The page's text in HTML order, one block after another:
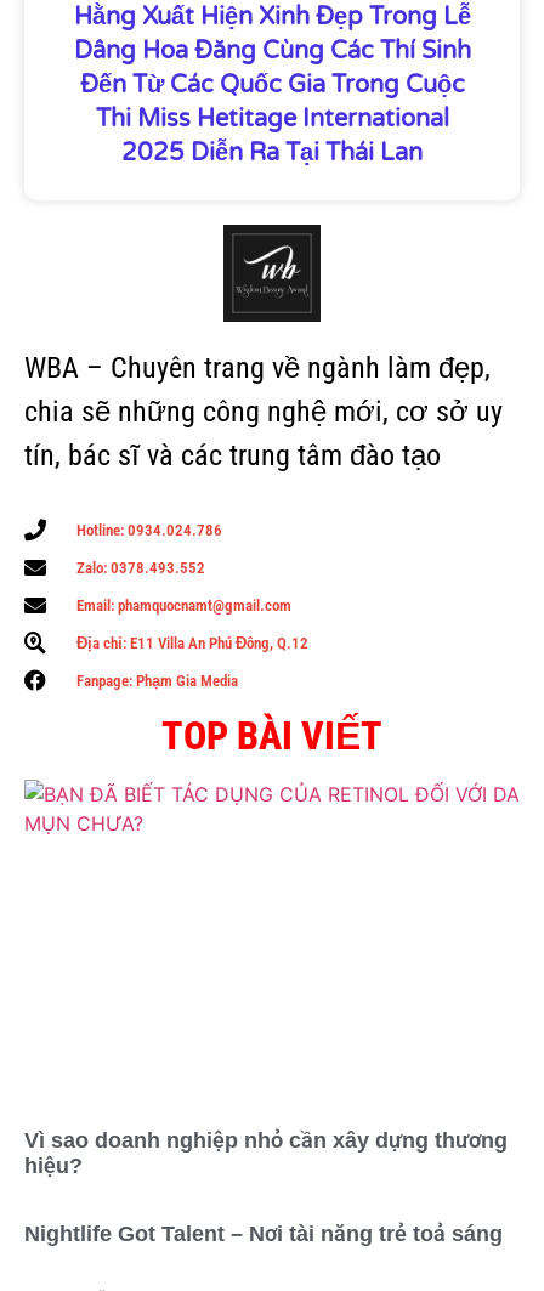
Hằng Xuất Hiện Xinh Đẹp Trong Lễ
Dâng Hoa Đăng Cùng Các Thí Sinh
Đến Từ Các Quốc Gia Trong Cuộc
Thi Miss Hetitage International
2025 Diễn Ra Tại Thái Lan
WBA – Chuyên trang về ngành làm đẹp,
chia sẽ những công nghệ mới, cơ sở uy
tín, bác sĩ và các trung tâm đào tạo
Hotline: 0934.024.786
Zalo: 0378.493.552
Email: phamquocnamt@gmail.com
Địa chỉ: E11 Villa An Phú Đông, Q.12
Fanpage: Phạm Gia Media
TOP BÀI VIẾT
Vì sao doanh nghiệp nhỏ cần xây dựng thương
hiệu?
Nightlife Got Talent – Nơi tài năng trẻ toả sáng